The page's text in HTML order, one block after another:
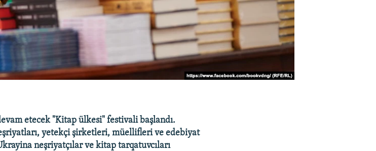
etecek "Kitap ülkesi" festivali başlandı.
yetekçi şirketleri, müellifleri ve edebiyat
neşriyatçılar ve kitap tarqatuvcıları